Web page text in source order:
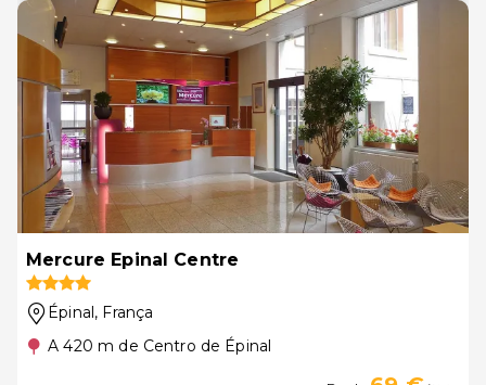
Mercure Epinal Centre
Épinal, França
A 420 m de Centro de Épinal